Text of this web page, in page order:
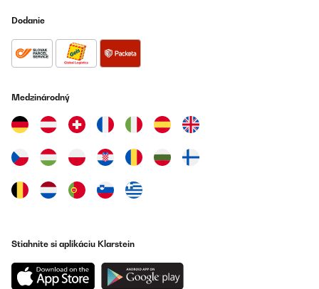
Dodanie
Medzinárodný
Stiahnite si aplikáciu Klarstein